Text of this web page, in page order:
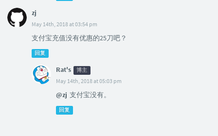
zj
May 14th, 2018 at 03:54 pm
支付宝充值没有优惠的25刀吧？
回复
Rat's 博主
May 14th, 2018 at 05:03 pm
@zj 支付宝没有。
回复